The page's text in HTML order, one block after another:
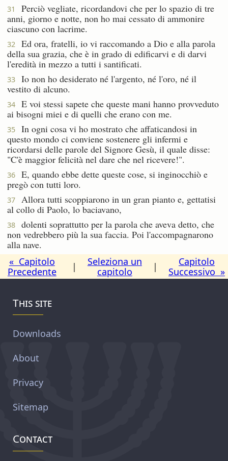
31
Perciò vegliate, ricordandovi che per lo spazio di tre
anni, giorno e notte, non ho mai cessato di ammonire
ciascuno con lacrime.
32
Ed ora, fratelli, io vi raccomando a Dio e alla parola
della sua grazia, che è in grado di edificarvi e di darvi
l'eredità in mezzo a tutti i santificati.
33
Io non ho desiderato né l'argento, né l'oro, né il
vestito di alcuno.
34
E voi stessi sapete che queste mani hanno provveduto
ai bisogni miei e di quelli che erano con me.
35
In ogni cosa vi ho mostrato che affaticandosi in
questo mondo ci conviene sostenere gli infermi e
ricordarsi delle parole del Signore Gesù, il quale disse:
"C'è maggior felicità nel dare che nel ricevere!".
36
E, quando ebbe dette queste cose, si inginocchiò e
pregò con tutti loro.
37
Allora tutti scoppiarono in un gran pianto e, gettatisi
al collo di Paolo, lo baciavano,
38
dolenti soprattutto per la parola che aveva detto, che
non vedrebbero più la sua faccia. Poi l'accompagnarono
alla nave.
« Capitolo
Precedente
|
Seleziona un
capitolo
|
Capitolo
Successivo »
This site
Downloads
About
Privacy
Sitemap
Contact